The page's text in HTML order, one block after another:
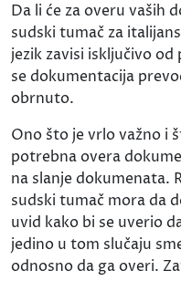
Da li će za overu vaših
sudski tumač za
jezik zavisi isključivo
se dokumentacija
obrnuto.
Ono što je vrlo važno i
potrebna overa
na slanje dokumenata.
sudski tumač mora da
uvid kako bi se uverio
jedino u tom slučaju
odnosno da ga overi.